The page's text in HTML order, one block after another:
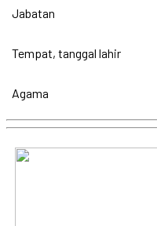
Jabatan
Tempat, tanggal lahir
Agama